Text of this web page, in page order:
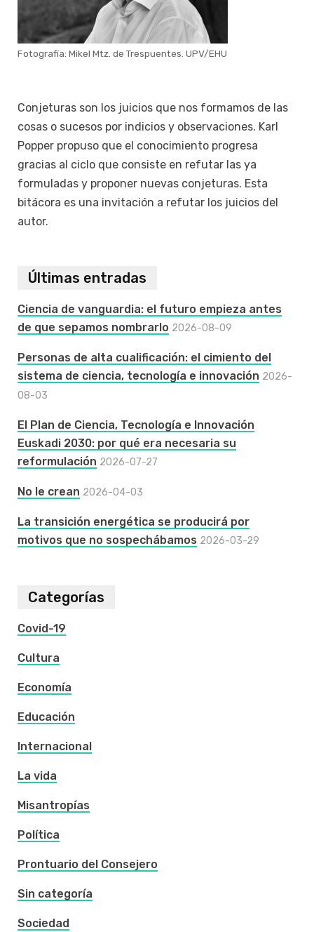
Fotografía: Mikel Mtz. de Trespuentes. UPV/EHU
Conjeturas son los juicios que nos formamos de las
cosas o sucesos por indicios y observaciones. Karl
Popper propuso que el conocimiento progresa
gracias al ciclo que consiste en refutar las ya
formuladas y proponer nuevas conjeturas. Esta
bitácora es una invitación a refutar los juicios del
autor.
Últimas entradas
Ciencia de vanguardia: el futuro empieza antes
de que sepamos nombrarlo 2026-08-09
Personas de alta cualificación: el cimiento del
sistema de ciencia, tecnología e innovación 2026-
08-03
El Plan de Ciencia, Tecnología e Innovación
Euskadi 2030: por qué era necesaria su
reformulación 2026-07-27
No le crean 2026-04-03
La transición energética se producirá por
motivos que no sospechábamos 2026-03-29
Categorías
Covid-19
Cultura
Economía
Educación
Internacional
La vida
Misantropías
Política
Prontuario del Consejero
Sin categoría
Sociedad